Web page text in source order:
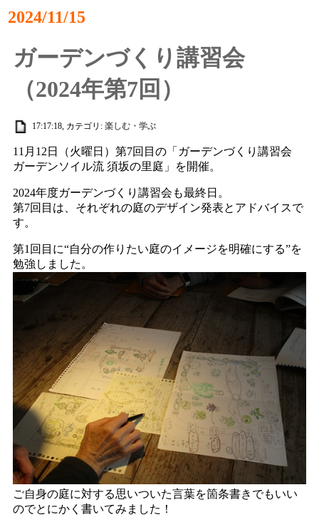
2024/11/15
ガーデンづくり講習会
（2024年第7回）
17:17:18, カテゴリ:楽しむ・学ぶ
11月12日（火曜日）第7回目の「ガーデンづくり講習会
ガーデンソイル流 須坂の里庭」を開催。
2024年度ガーデンづくり講習会も最終日。
第7回目は、それぞれの庭のデザイン発表とアドバイスで
す。
第1回目に“自分の作りたい庭のイメージを明確にする”を
勉強しました。
ご自身の庭に対する思いついた言葉を箇条書きでもいい
のでとにかく書いてみました！